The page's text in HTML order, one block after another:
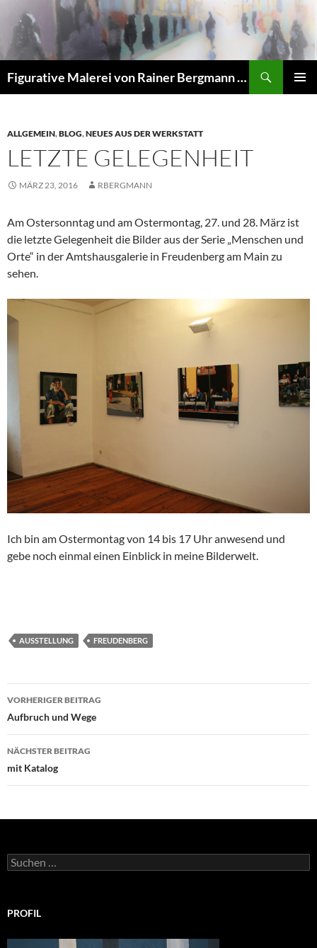
Inhalt
springen
Figurative Malerei von Rainer Bergmann M.A.
ALLGEMEIN,BLOG,NEUES AUS DER WERKSTATT
LETZTE GELEGENHEIT
MÄRZ 23, 2016 RBERGMANN
Am Ostersonntag und am Ostermontag, 27. und 28. März ist
die letzte Gelegenheit die Bilder aus der Serie „Menschen und
Orte“ in der Amtshausgalerie in Freudenberg am Main zu
sehen.
Ich bin am Ostermontag von 14 bis 17 Uhr anwesend und
gebe noch einmal einen Einblick in meine Bilderwelt.
AUSSTELLUNG FREUDENBERG
Beitragsnavigation
VORHERIGER BEITRAG
Aufbruch und Wege
NÄCHSTER BEITRAG
mit Katalog
Suchen
nach:
PROFIL